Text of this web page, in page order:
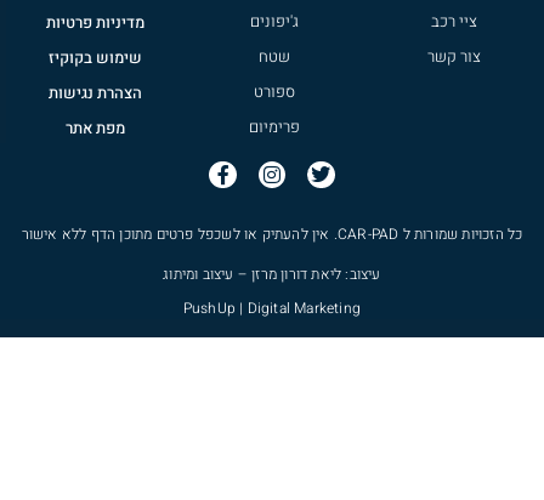
ציי רכב
צור קשר
ג'יפונים
שטח
ספורט
פרימיום
מדיניות פרטיות
שימוש בקוקיז
הצהרת נגישות
מפת אתר
כל הזכויות שמורות ל CAR-PAD. אין להעתיק או לשכפל פרטים מתוכן הדף ללא אישור
עיצוב: ליאת דורון מרזן – עיצוב ומיתוג
PushUp | Digital Marketing